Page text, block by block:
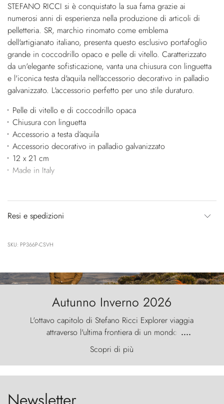
STEFANO RICCI si è conquistato la sua fama grazie ai
numerosi anni di esperienza nella produzione di articoli di
pelletteria. SR, marchio rinomato come emblema
dell'artigianato italiano, presenta questo esclusivo portafoglio
grande in coccodrillo opaco e pelle di vitello. Caratterizzato
da un'elegante sofisticazione, vanta una chiusura con linguetta
e l'iconica testa d'aquila nell'accessorio decorativo in palladio
galvanizzato. L'accessorio perfetto per uno stile duraturo.
Pelle di vitello e di coccodrillo opaca
Chiusura con linguetta
Accessorio a testa d’aquila
Accessorio decorativo in palladio galvanizzato
12 x 21 cm
Made in Italy
Resi e spedizioni
SKU: PP366P-CSVH
Autunno Inverno 2026
L'ottavo capitolo di Stefano Ricci Explorer viaggia
attraverso l'ultima frontiera di un mondo
primordiale, dove il vento scolpisce la natura con
furia ancestrale e le Torres del Paine sfidano il
cielo come sentinelle di pietra.
....
Scopri di più